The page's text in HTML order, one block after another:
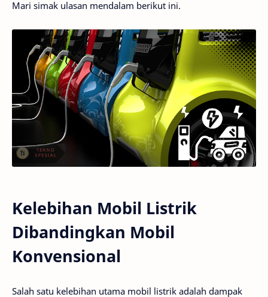
Mari simak ulasan mendalam berikut ini.
Kelebihan Mobil Listrik
Dibandingkan Mobil
Konvensional
Salah satu kelebihan utama mobil listrik adalah dampak